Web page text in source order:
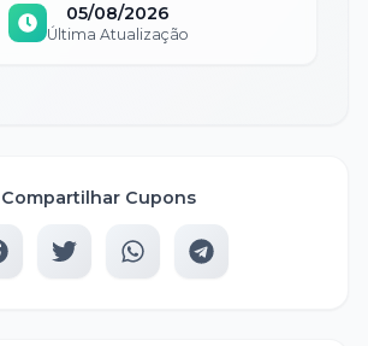
05/08/2026
Última Atualização
Compartilhar Cupons